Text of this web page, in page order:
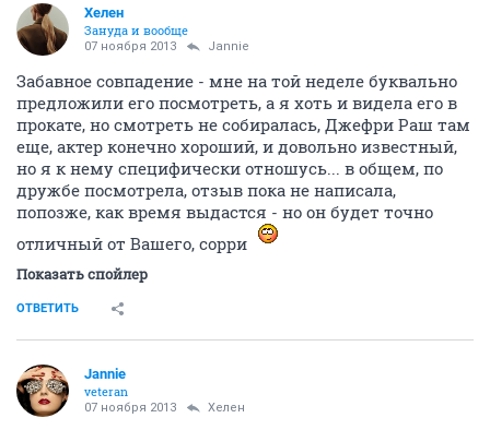
Хелен
Зануда и вообще
07 ноября 2013 Jannie
Забавное совпадение - мне на той неделе буквально
предложили его посмотреть, а я хоть и видела его в
прокате, но смотреть не собиралась, Джефри Раш там
еще, актер конечно хороший, и довольно известный,
но я к нему специфически отношусь... в общем, по
дружбе посмотрела, отзыв пока не написала,
попозже, как время выдастся - но он будет точно
отличный от Вашего, сорри
Показать спойлер
ОТВЕТИТЬ
Jannie
veteran
07 ноября 2013 Хелен